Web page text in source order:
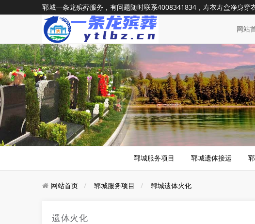
郓城一条龙殡葬服务，有问题随时联系4008341834 ，寿衣寿盒净身
网站
郓城服务项目 郓城遗体接运
网站首页 郓城服务项目 郓城遗体火化
遗体火化